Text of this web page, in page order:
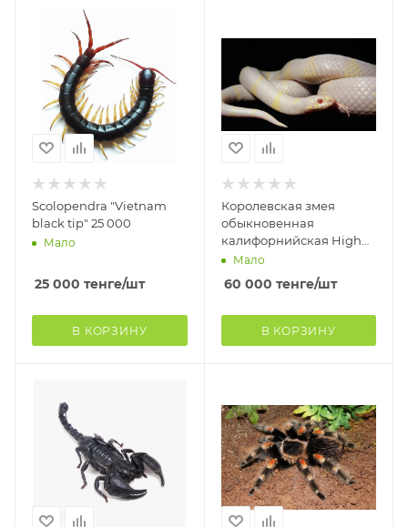
Scolopendra "Vietnam
black tip" 25 000
Мало
25 000 тенге/шт
В КОРЗИНУ
Королевская змея
обыкновенная
калифорнийская High
Yellow
Мало
60 000 тенге/шт
В КОРЗИНУ